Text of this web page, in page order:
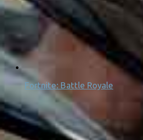
Fortnite: Battle Royale